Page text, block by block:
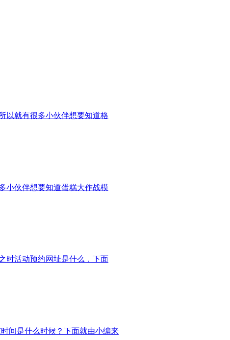
以就有很多小伙伴想要知道格
小伙伴想要知道蛋糕大作战模
时活动预约网址是什么，下面
间是什么时候？下面就由小编来